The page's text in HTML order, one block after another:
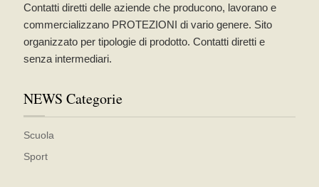
Contatti diretti delle aziende che producono, lavorano e
commercializzano PROTEZIONI di vario genere. Sito
organizzato per tipologie di prodotto. Contatti diretti e
senza intermediari.
NEWS Categorie
Scuola
Sport